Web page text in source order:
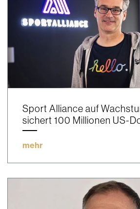
Sport Alliance auf
sichert 100 Millionen US-
mehr